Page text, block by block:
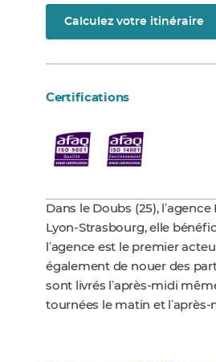
Dans le Doubs (25),
Lyon-Strasbourg, elle
lʼagence est le premier
également de nouer des
sont livrés lʼaprès-midi
tournées le matin et
Calculez votre itinéraire
Certifications